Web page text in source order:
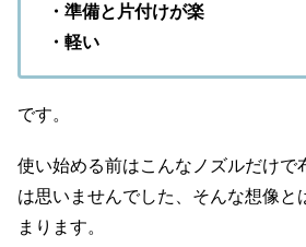
・準備と片付けが楽
・軽い
です。
使い始める前はこんなノズルだけで
は思いませんでした、そんな想像と
まります。